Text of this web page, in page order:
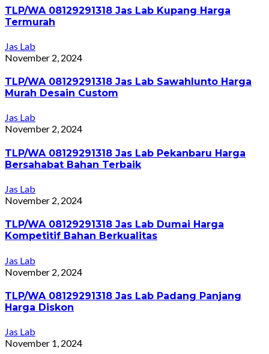
TLP/WA 08129291318 Jas Lab Kupang Harga
Termurah
Jas Lab
November 2, 2024
TLP/WA 08129291318 Jas Lab Sawahlunto Harga
Murah Desain Custom
Jas Lab
November 2, 2024
TLP/WA 08129291318 Jas Lab Pekanbaru Harga
Bersahabat Bahan Terbaik
Jas Lab
November 2, 2024
TLP/WA 08129291318 Jas Lab Dumai Harga
Kompetitif Bahan Berkualitas
Jas Lab
November 2, 2024
TLP/WA 08129291318 Jas Lab Padang Panjang
Harga Diskon
Jas Lab
November 1, 2024